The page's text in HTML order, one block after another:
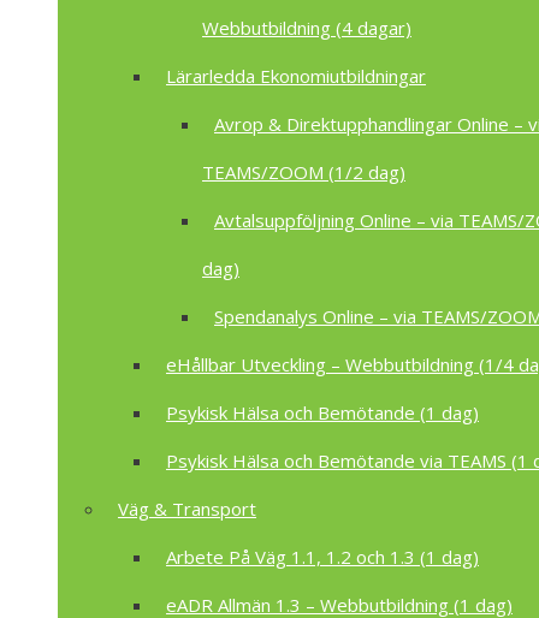
Webbutbildning (4 dagar)
Lärarledda Ekonomiutbildningar
Avrop & Direktupphandlingar Online –
TEAMS/ZOOM (1/2 dag)
Avtalsuppföljning Online – via TEAMS/
dag)
Spendanalys Online – via TEAMS/
eHållbar Utveckling – Webbutbildning (1/4
Psykisk Hälsa och Bemötande (1 dag)
Psykisk Hälsa och Bemötande via TEAMS (1
Väg & Transport
Arbete På Väg 1.1, 1.2 och 1.3 (1 dag)
eADR Allmän 1.3 – Webbutbildning (1 dag)